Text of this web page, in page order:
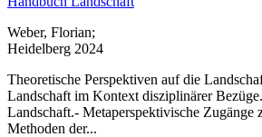
Weber, Florian;
Heidelberg 2024
Theoretische Perspektiven auf die
Landschaft im Kontext disziplinärer
Landschaft.- Metaperspektivische Zugänge
Methoden der...